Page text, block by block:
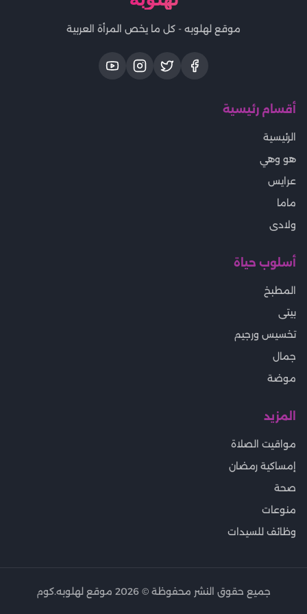
موقع لهلوبه - كل ما يخص المرأة العربية
أقسام رئيسية
الرئيسية
هو وهي
عرايس
ماما
ولادى
أسلوب حياة
المطبخ
بيتى
تخسيس ورجيم
جمال
موضة
المزيد
مواقيت الصلاة
إمساكية رمضان
صحة
منوعات
وظائف للسيدات
جميع حقوق النشر محفوظة © 2026 موقع لهلوبه.كوم